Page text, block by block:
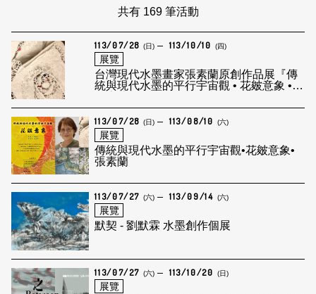
共有 169 筆活動
113/07/28 (日) 113/10/10 (四)
展覽
台灣現代水墨畫家張素蘭原創作品展『傳
統與現代水墨的平行宇宙觀 • 花皴意象 •
113/07/28 (日) 113/08/10 (六)
展覽
傳統與現代水墨的平行宇宙觀•花皴意象•
張素蘭
113/07/27 (六) 113/09/14 (六)
展覽
默契 - 劉默霖 水墨創作個展
113/07/27 (六) 113/10/20 (日)
展覽